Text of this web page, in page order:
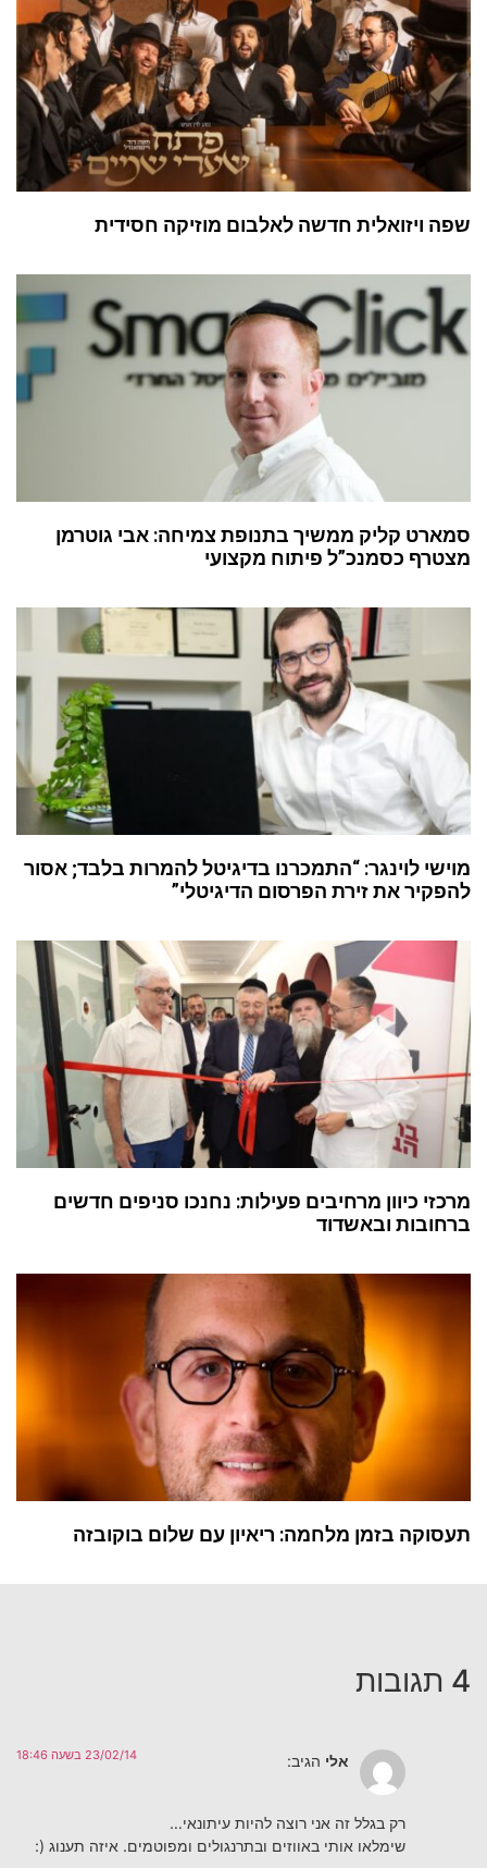
שפה ויזואלית חדשה לאלבום מוזיקה חסידית
סמארט קליק ממשיך בתנופת צמיחה: אבי גוטרמן
מצטרף כסמנכ”ל פיתוח מקצועי
מוישי לוינגר: “התמכרנו בדיגיטל להמרות בלבד; אסור
להפקיר את זירת הפרסום הדיגיטלי”
מרכזי כיוון מרחיבים פעילות: נחנכו סניפים חדשים
ברחובות ובאשדוד
תעסוקה בזמן מלחמה: ריאיון עם שלום בוקובזה
4 תגובות
אלי הגיב: 23/02/14 בשעה 18:46
רק בגלל זה אני רוצה להיות עיתונאי…
שימלאו אותי באווזים ובתרנגולים ומפוטמים. איזה תענוג (: